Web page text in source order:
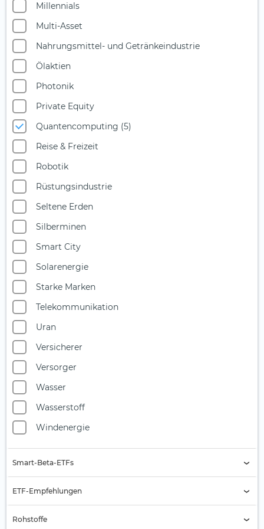
Millennials
Multi-Asset
Nahrungsmittel- und Getränkeindustrie
Ölaktien
Photonik
Private Equity
Quantencomputing (5)
Reise & Freizeit
Robotik
Rüstungsindustrie
Seltene Erden
Silberminen
Smart City
Solarenergie
Starke Marken
Telekommunikation
Uran
Versicherer
Versorger
Wasser
Wasserstoff
Windenergie
Smart-Beta-ETFs
Equal Weight
Growth
ETF-Empfehlungen
Rohstoffe